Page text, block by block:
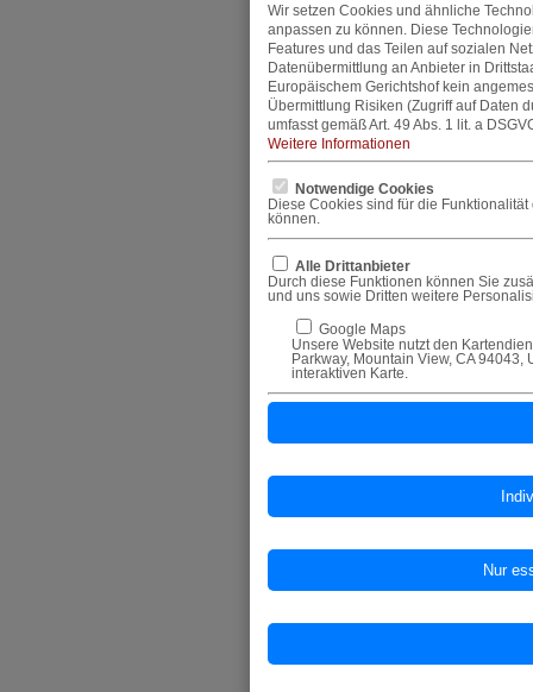
Wir setzen Cookies und ähnliche
anpassen zu können. Diese
Features und das Teilen auf sozialen
Datenübermittlung an Anbieter in
Europäischem Gerichtshof kein
Übermittlung Risiken (Zugriff auf Daten
umfasst gemäß Art. 49 Abs. 1 lit. a
Weitere Informationen
Notwendige Cookies
Diese Cookies sind für die
können.
Alle Drittanbieter
Durch diese Funktionen können Sie
und uns sowie Dritten weitere
Google Maps
Unsere Website nutzt den
Parkway, Mountain View, CA
interaktiven Karte.